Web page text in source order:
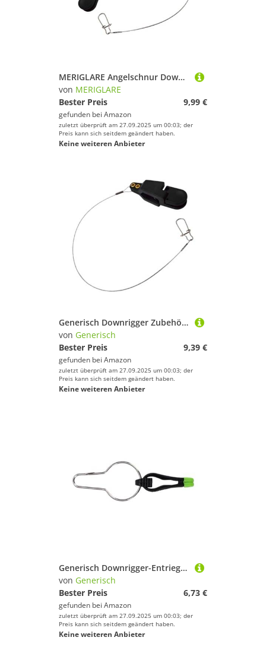
MERIGLARE Angelschnur Downrigger Release Clip, Griff Linien Release Clip, Universell für Angelausrüstung, Einzelner Kopf
von MERIGLARE
Bester Preis
9,99 €
gefunden bei Amazon
zuletzt überprüft am 27.09.2025 um 00:03; der
Preis kann sich seitdem geändert haben.
Keine weiteren Anbieter
Generisch Downrigger Zubehör - Starke Spannung Antirutsch - Downrigger Schnur-Auslöser Zubehör - Für Planer Trolling Offshore Küste Süßwasser Salzwasser
von Generisch
Bester Preis
9,39 €
gefunden bei Amazon
zuletzt überprüft am 27.09.2025 um 00:03; der
Preis kann sich seitdem geändert haben.
Keine weiteren Anbieter
Generisch Downrigger-Entriegelungsclip,Downrigger-Clips - Leinen Release Snap Gewicht Release Clips,Angelschnur-Clip für Angelbegeisterte, Offshore-
von Generisch
Bester Preis
6,73 €
gefunden bei Amazon
zuletzt überprüft am 27.09.2025 um 00:03; der
Preis kann sich seitdem geändert haben.
Keine weiteren Anbieter